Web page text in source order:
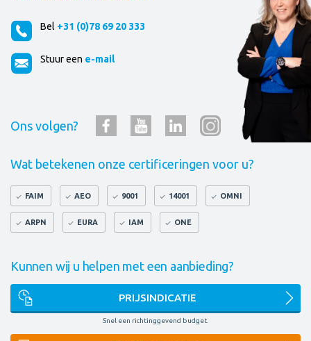
Bel +31 (0)78 69 20 333
Stuur een e-mail
Ons volgen?
Wat betekenen onze certificeringen voor u?
FAIM AEO 9001 14001 OMNI
ARPN EURA IAM ONE
Kunnen wij u helpen met een aanbieding?
PRIJSINDICATIE
Snel een richtinggevend budget.